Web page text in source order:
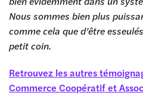
Nous sommes bien plus
comme cela que d’être
petit coin.
Retrouvez les autres
Commerce Coopératif et